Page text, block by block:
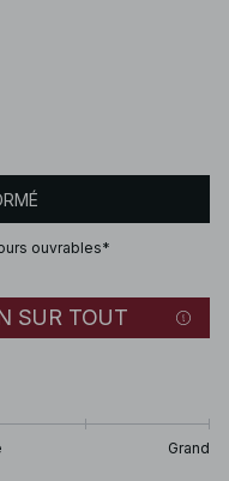
ouvrables*
SUR TOUT
Grand